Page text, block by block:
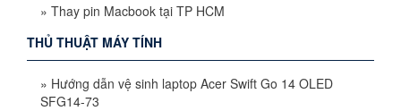
» Thay pin Macbook tại TP HCM
THỦ THUẬT MÁY TÍNH
» Hướng dẫn vệ sinh laptop Acer Swift Go 14 OLED
SFG14-73